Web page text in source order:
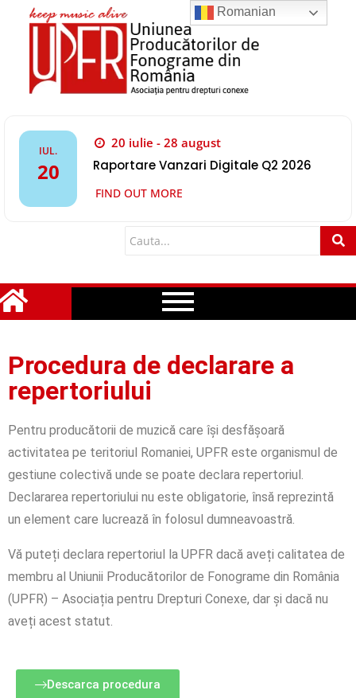
IUL.
20
20 iulie - 28 august
Raportare Vanzari Digitale Q2 2026
FIND OUT MORE
Procedura de declarare a
repertoriului
Pentru producătorii de muzică care își desfășoară
activitatea pe teritoriul Romaniei, UPFR este organismul de
gestiune colectivă unde se poate declara repertoriul.
Declararea repertoriului nu este obligatorie, însă reprezintă
un element care lucrează în folosul dumneavoastră.
Vă puteți declara repertoriul la UPFR dacă aveți calitatea de
membru al Uniunii Producătorilor de Fonograme din România
(UPFR) – Asociația pentru Drepturi Conexe, dar și dacă nu
aveți acest statut.
Descarca procedura
Romanian